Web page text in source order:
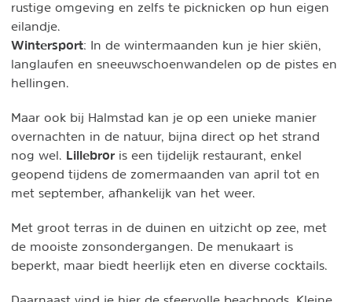
rustige omgeving en zelfs te picknicken op hun eigen
eilandje.
Wintersport: In de wintermaanden kun je hier skiën,
langlaufen en sneeuwschoenwandelen op de pistes en
hellingen.
Maar ook bij Halmstad kan je op een unieke manier
overnachten in de natuur, bijna direct op het strand
nog wel. Lillebror is een tijdelijk restaurant, enkel
geopend tijdens de zomermaanden van april tot en
met september, afhankelijk van het weer.
Met groot terras in de duinen en uitzicht op zee, met
de mooiste zonsondergangen. De menukaart is
beperkt, maar biedt heerlijk eten en diverse cocktails.